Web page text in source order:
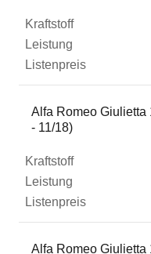
Alfa Romeo Giulietta
- 11/18)
Alfa Romeo Giulietta